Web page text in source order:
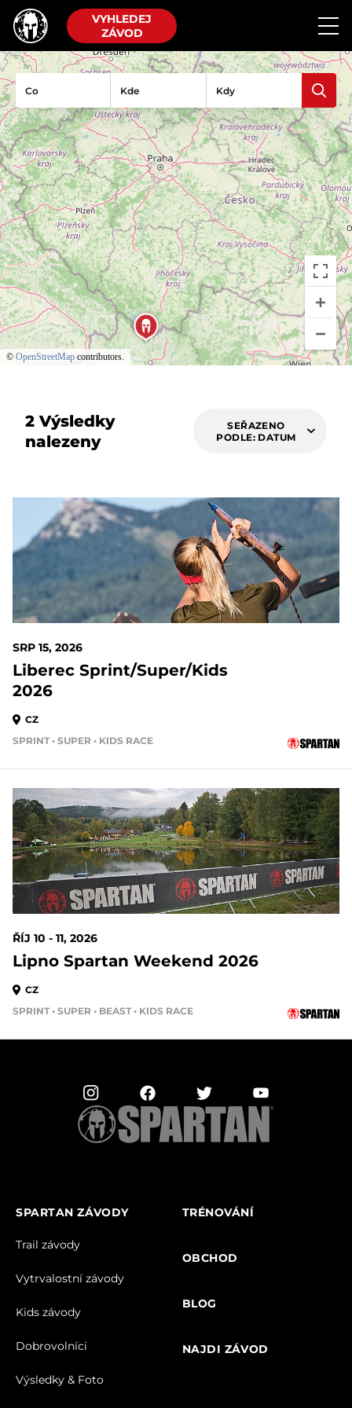
VYHLEDEJ
ZÁVOD
Co Kde Kdy
2 Výsledky
nalezeny
SEŘAZENO
PODLE: DATUM
7 DAYS OUT
SRP 15, 2026
Liberec Sprint/Super/Kids
2026
CZ
SPRINT • SUPER • KIDS RACE
63 DAYS OUT
ŘÍJ 10 - 11, 2026
Lipno Spartan Weekend 2026
CZ
SPRINT • SUPER • BEAST • KIDS RACE
© OpenStreetMap contributors.
SPARTAN ZÁVODY
Trail závody
Vytrvalostní závody
Kids závody
Dobrovolníci
Výsledky & Foto
TRÉNOVÁNÍ
OBCHOD
BLOG
NAJDI ZÁVOD